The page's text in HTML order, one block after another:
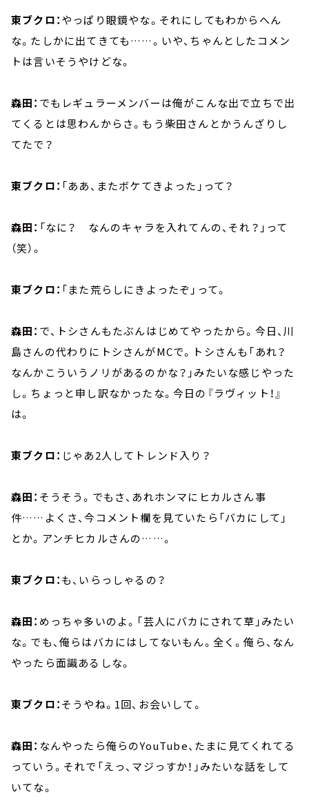
東ブクロ：やっぱり眼鏡やな。それにしてもわからへん
な。たしかに出てきても……。いや、ちゃんとしたコメン
トは言いそうやけどな。
森田： でもレギュラーメンバーは俺がこんな出で立ちで出
てくるとは思わんからさ。もう柴田さんとかうんざりし
てたで？
東ブクロ： 「ああ、またボケてきよった」って？
森田： 「なに？ なんのキャラを入れてんの、それ？」って
（笑）。
東ブクロ： 「また荒らしにきよったぞ」って。
森田： で、トシさんもたぶんはじめてやったから。今日、川
島さんの代わりにトシさんがMCで。トシさんも「あれ？
なんかこういうノリがあるのかな？」みたいな感じやった
し。ちょっと申し訳なかったな。今日の『ラヴィット！』
は。
東ブクロ： じゃあ2人してトレンド入り？
森田： そうそう。でもさ、あれホンマにヒカルさん事
件……よくさ、今コメント欄を見ていたら「バカにして」
とか。アンチヒカルさんの……。
東ブクロ：も、いらっしゃるの？
森田： めっちゃ多いのよ。「芸人にバカにされて草」みたい
な。でも、俺らはバカにはしてないもん。全く。俺ら、なん
やったら面識あるしな。
東ブクロ：そうやね。1回、お会いして。
森田： なんやったら俺らのYouTube、たまに見てくれてる
っていう。それで「えっ、マジっすか！」みたいな話をして
いてな。